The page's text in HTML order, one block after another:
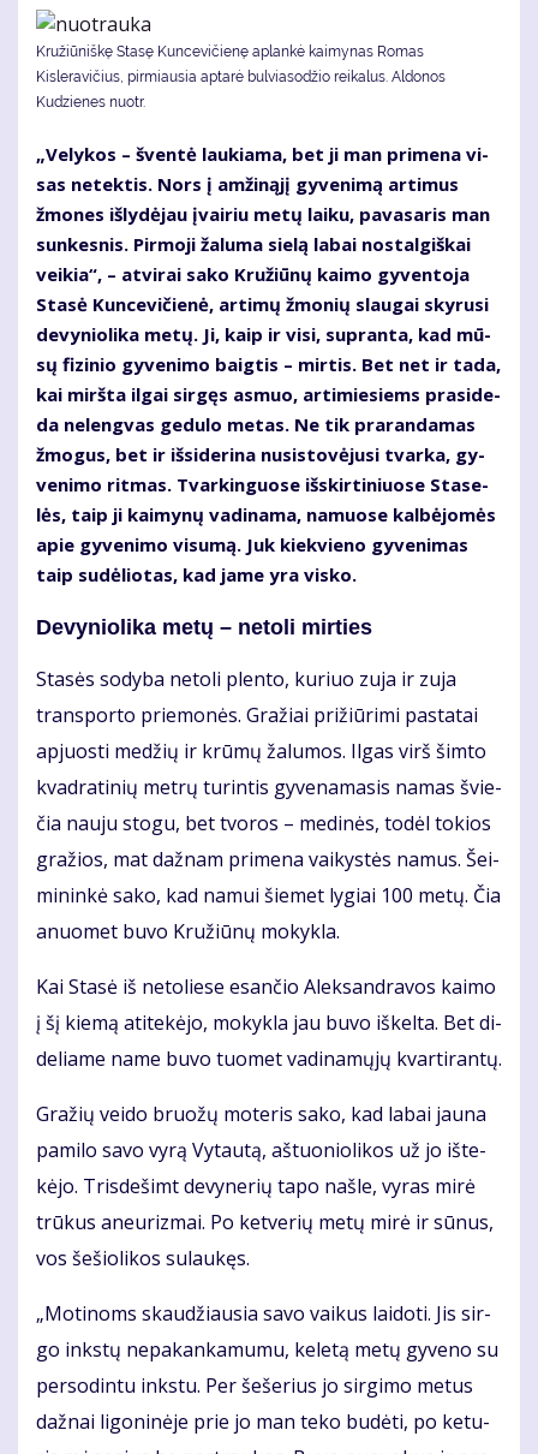
Kružiūniškę Stasę Kuncevičienę aplankė kaimynas Romas
Kisleravičius, pirmiausia aptarė bulviasodžio reikalus. Aldonos
Kudzienes nuotr.
„Ve­ly­kos – šven­tė lau­kia­ma, bet ji man pri­me­na vi­
sas ne­tek­tis. Nors į am­ži­ną­jį gy­ve­ni­mą ar­ti­mus
žmo­nes iš­ly­dė­jau įvai­riu me­tų lai­ku, pa­va­sa­ris man
sun­kes­nis. Pir­mo­ji ža­lu­ma sie­lą la­bai nos­tal­giš­kai
vei­kia“, – at­vi­rai sa­ko Kru­žiū­nų kai­mo gy­ven­to­ja
Sta­sė Kun­ce­vi­čie­nė, ar­ti­mų žmo­nių slau­gai sky­ru­si
de­vy­nio­li­ka me­tų. Ji, kaip ir vi­si, su­pran­ta, kad mū­
sų fi­zi­nio gy­ve­ni­mo baig­tis – mir­tis. Bet net ir ta­da,
kai mirš­ta il­gai sir­gęs as­muo, ar­ti­mie­siems pra­si­de­
da ne­leng­vas ge­du­lo me­tas. Ne tik pra­ran­da­mas
žmo­gus, bet ir iš­si­de­ri­na nu­si­sto­vė­ju­si tvar­ka, gy­
ve­ni­mo rit­mas. Tvar­kin­guo­se iš­skir­ti­niuo­se Sta­se­
lės, taip ji kai­my­nų va­di­na­ma, na­muo­se kal­bė­jo­mės
apie gy­ve­ni­mo vi­su­mą. Juk kiek­vie­no gy­ve­ni­mas
taip su­dė­lio­tas, kad ja­me yra vis­ko.
De­vy­nio­li­ka me­tų – ne­to­li mir­ties
Sta­sės so­dy­ba ne­to­li plen­to, ku­riuo zu­ja ir zu­ja
trans­por­to prie­mo­nės. Gra­žiai pri­žiū­ri­mi pa­sta­tai
ap­juos­ti me­džių ir krū­mų ža­lu­mos. Il­gas virš šim­to
kvad­ra­ti­nių met­rų tu­rin­tis gy­ve­na­ma­sis na­mas švie­
čia nau­ju sto­gu, bet tvo­ros – me­di­nės, to­dėl to­kios
gra­žios, mat daž­nam pri­me­na vai­kys­tės na­mus. Šei­
mi­nin­kė sa­ko, kad na­mui šie­met ly­giai 100 me­tų. Čia
anuo­met bu­vo Kru­žiū­nų mo­kyk­la.
Kai Sta­sė iš ne­to­lie­se esan­čio Alek­san­dra­vos kai­mo
į šį kie­mą ati­te­kė­jo, mo­kyk­la jau bu­vo iš­kel­ta. Bet di­
de­lia­me na­me bu­vo tuo­met va­di­na­mų­jų kvar­ti­ran­tų.
Gra­žių vei­do bruo­žų mo­te­ris sa­ko, kad la­bai jau­na
pa­mi­lo sa­vo vy­rą Vy­tau­tą, aš­tuo­nio­li­kos už jo iš­te­
kė­jo. Tris­de­šimt de­vy­ne­rių ta­po naš­le, vy­ras mi­rė
trū­kus aneu­riz­mai. Po ket­ve­rių me­tų mi­rė ir sū­nus,
vos še­šio­li­kos su­lau­kęs.
„Mo­ti­noms skau­džiau­sia sa­vo vai­kus lai­do­ti. Jis sir­
go inks­tų ne­pa­kan­ka­mu­mu, ke­le­tą me­tų gy­ve­no su
per­so­din­tu inks­tu. Per še­še­rius jo sir­gi­mo me­tus
daž­nai li­go­ni­nė­je prie jo man te­ko bu­dė­ti, po ke­tu­